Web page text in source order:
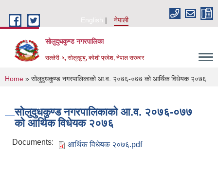
English
नेपाली
सोलुदुधकुण्ड नगरपालिका
सल्लेरी-५, सोलुखुम्बु, कोशी प्रदेश, नेपाल सरकार
You are here
Home » सोलुदुधकुण्ड नगरपालिकाको आ.व. २०७६-०७७ को आर्थिक विधेयक २०७६
सोलुदुधकुण्ड नगरपालिकाको आ.व. २०७६-०७७
को आर्थिक विधेयक २०७६
Documents: आर्थिक विधेयक २०७६.pdf